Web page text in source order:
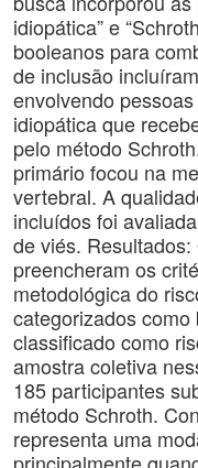
idiopática” e
booleanos para
de inclusão
envolvendo
idiopática que
pelo método
primário focou na
vertebral. A
incluídos foi
de viés.
preencheram os
metodológica do
categorizados
classificado como
amostra coletiva
185 participantes
método Schroth.
representa uma